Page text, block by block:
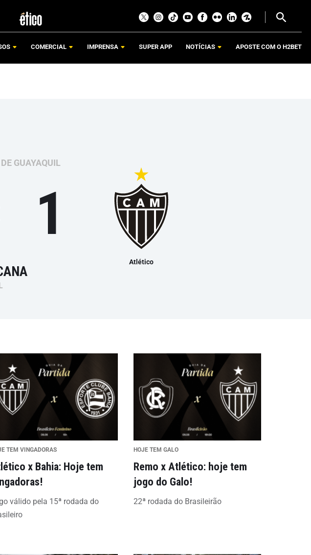
COMERCIAL IMPRENSA SUPER APP NOTÍCIAS APOSTE COM O H2BET
GUAYAQUIL
1
Atlético
TEM VINGADORAS
x Bahia: Hoje tem
válido pela 15ª rodada do
HOJE TEM GALO
Remo x Atlético: hoje tem
jogo do Galo!
22ª rodada do Brasileirão